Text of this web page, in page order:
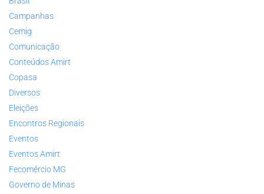
Campanhas
Cemig
Comunicação
Conteúdos Amirt
Copasa
Diversos
Eleições
Encontros Regionais
Eventos
Eventos Amirt
Fecomércio MG
Governo de Minas